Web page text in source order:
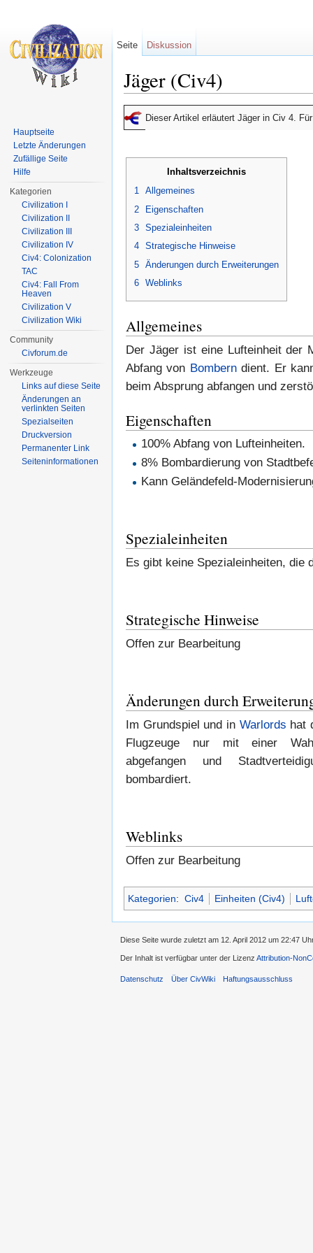
Jäger (Civ4)
Dieser Artikel erläutert Jäger in Civ 4.
Inhaltsverzeichnis
1 Allgemeines
2
Eigenschaften
3 Spezialeinheiten
4 Strategische Hinweise
5 Änderungen durch Erweiterungen
6 Weblinks
Allgemeines
Der Jäger ist eine Lufteinheit der
Abfang von Bomberndient. Er
beim Absprung abfangen und
Eigenschaften
100% Abfang von Lufteinheiten.
8% Bombardierung von
Kann Geländefeld-
Spezialeinheiten
Es gibt keine Spezialeinheiten, die
Strategische Hinweise
Offen zur Bearbeitung
Änderungen durch
Im Grundspiel und in Warlords hat
Flugzeuge nur mit einer
abgefangen und
bombardiert.
Weblinks
Offen zur Bearbeitung
Kategorien: Civ4 Einheiten (Civ4)
Seite Diskussion
Hauptseite
Letzte Änderungen
Zufällige Seite
Hilfe
Kategorien
Civilization I
Civilization II
Civilization III
Civilization IV
Civ4: Colonization
TAC
Civ4: Fall From
Heaven
Civilization V
Civilization Wiki
Community
Civforum.de
Werkzeuge
Links auf diese Seite
Änderungen an
verlinkten Seiten
Spezialseiten
Druckversion
Permanenter Link
Seiten­informationen
Diese Seite wurde zuletzt am 12. April 2012 um 22:47
Der Inhalt ist verfügbar unter der Lizenz Attribution-
Datenschutz Über CivWiki Haftungsausschluss